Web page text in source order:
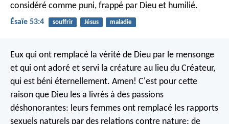
considéré comme puni, frappé par Dieu et humilié.
Ésaïe 53:4 souffrir Jésus maladie
Eux qui ont remplacé la vérité de Dieu par le mensonge
et qui ont adoré et servi la créature au lieu du Créateur,
qui est béni éternellement. Amen! C'est pour cette
raison que Dieu les a livrés à des passions
déshonorantes: leurs femmes ont remplacé les rapports
sexuels naturels par des relations contre nature; de